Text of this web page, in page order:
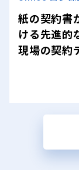
紙の契約書
ける先進的
現場の契約